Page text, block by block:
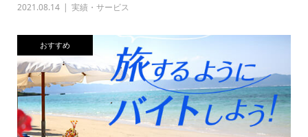
2021.08.14 実績・サービス
おすすめ